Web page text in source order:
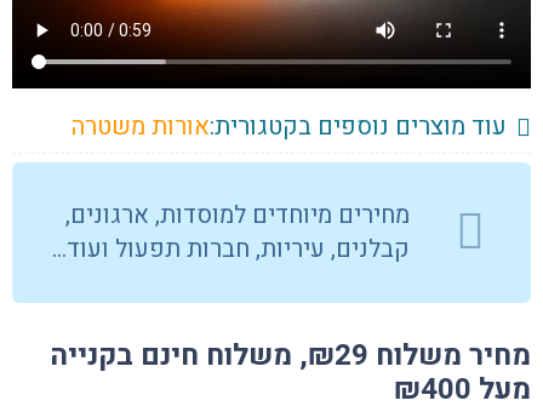
למשאית
וטנדרים
יחיד
או
זוגי
הבהוב
עוד מוצרים נוספים בקטגורית:אורות משטרה
מחירים מיוחדים למוסדות, ארגונים,
קבלנים, עיריות, חברות תפעול ועוד…
מחיר משלוח ₪29, משלוח חינם בקנייה
מעל ₪400